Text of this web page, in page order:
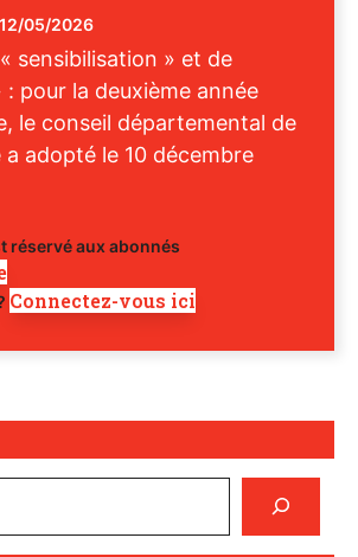
12/05/2026
sensibilisation » et de
: pour la deuxième année
le conseil départemental de
a adopté le 10 décembre
réservé aux abonnés
Connectez-vous ici